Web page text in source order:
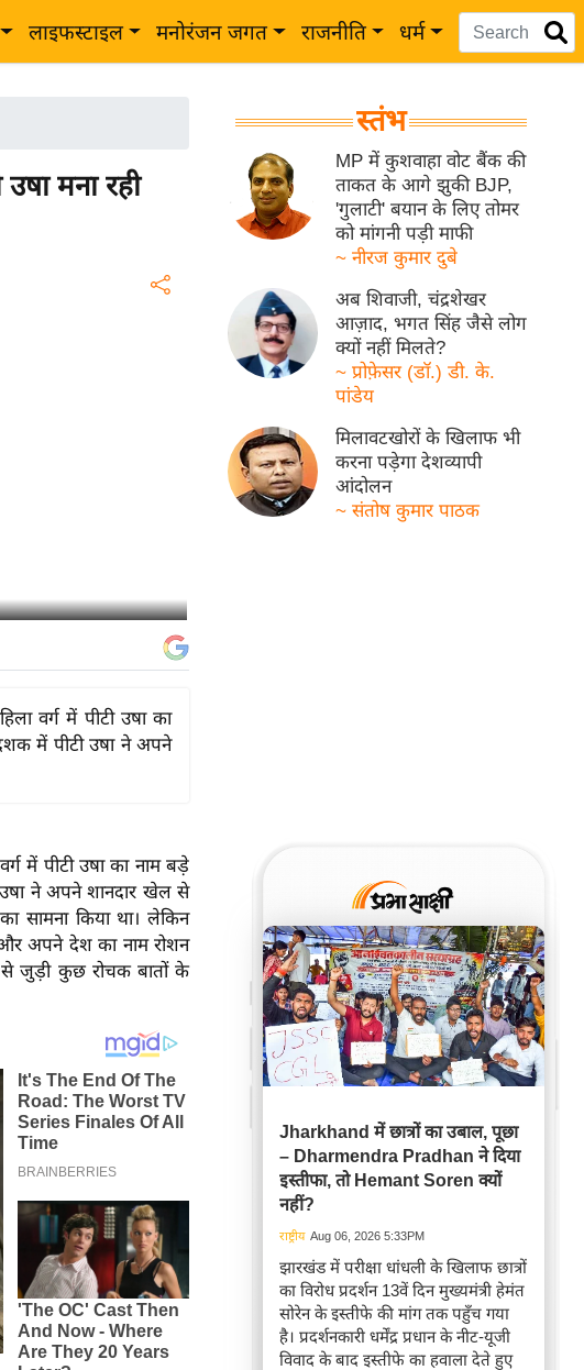
लाइफस्टाइल मनोरंजन जगत राजनीति धर्म
मना रही
वर्ग में पीटी उषा का
में पीटी उषा ने अपने
में पीटी उषा का नाम बड़े
ने अपने शानदार खेल से
सामना किया था। लेकिन
अपने देश का नाम रोशन
से जुड़ी कुछ रोचक बातों के
स्तंभ
MP में कुशवाहा वोट बैंक की
ताकत के आगे झुकी BJP,
'गुलाटी' बयान के लिए तोमर
को मांगनी पड़ी माफी
~ नीरज कुमार दुबे
अब शिवाजी, चंद्रशेखर
आज़ाद, भगत सिंह जैसे लोग
क्यों नहीं मिलते?
~ प्रोफ़ेसर (डॉ.) डी. के.
पांडेय
मिलावटखोरों के खिलाफ भी
करना पड़ेगा देशव्यापी
आंदोलन
~ संतोष कुमार पाठक
Jharkhand में छात्रों का उबाल, पूछा
– Dharmendra Pradhan ने दिया
इस्तीफा, तो Hemant Soren क्यों
नहीं?
राष्ट्रीय Aug 06, 2026 5:33PM
झारखंड में परीक्षा धांधली के खिलाफ छात्रों
का विरोध प्रदर्शन 13वें दिन मुख्यमंत्री हेमंत
सोरेन के इस्तीफे की मांग तक पहुँच गया
है। प्रदर्शनकारी धर्मेंद्र प्रधान के नीट-यूजी
विवाद के बाद इस्तीफे का हवाला देते हुए